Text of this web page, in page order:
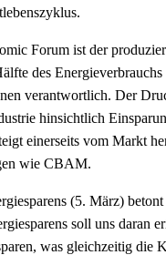
Forum ist der
des
verantwortlich. Der
hinsichtlich
einerseits vom Markt
wie CBAM.
(5. März)
soll uns daran
was gleichzeitig die